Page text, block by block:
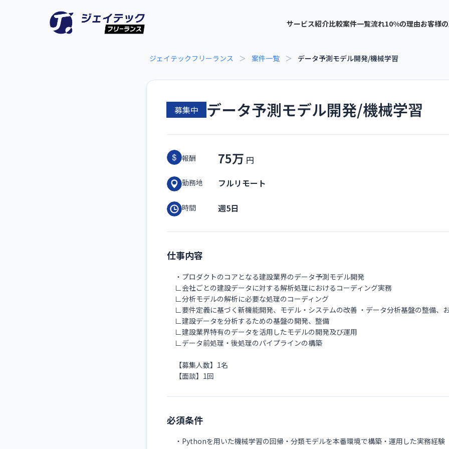
サービス紹介比較案件一覧流れ10%の理由お客様
ジェイテックフリーランス ＞ 案件一覧 ＞ データ予測モデル開発/機械学習
募集中 データ予測モデル開発/機械学習
報酬 75万
勤務地 フルリモート
時間 週5日
仕事内容
・プロダクトのコアとなる建設業界のデータ予測モデル開発
∟会社ごとの建設データに対する解析処理におけるコーディング実務
∟分析モデルの解析に必要な処理のコーディング
∟要件定義に基づく新機能開発、モデル・システムの改善 ・データ分析基盤の整備、
∟建設データを分析するための基盤の開発、整備
∟建設業界特有のデータを活用したモデルの開発及び運用
∟データ前処理・後処理のパイプラインの構築
【募集人数】1名
【面談】1回
必須条件
・Pythonを用いた機械学習の回帰・分類モデルを本番環境で構築・運用した実務経験